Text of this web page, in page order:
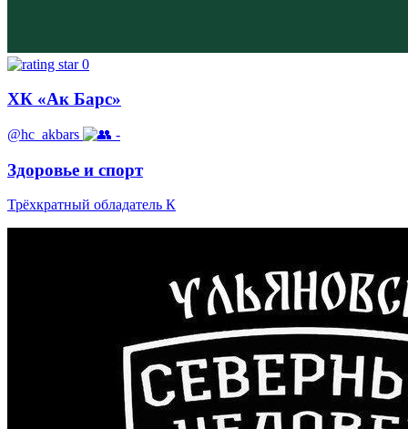
0
ХК «Ак Барс»
@hc_akbars -
Здоровье и спорт
Трёхкратный обладатель К